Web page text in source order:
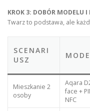
KROK 3: DOBÓR MODELU
Twarz to podstawa, ale
SCENARI
USZ
Mieszkanie 2
osoby
Aqara
face +
NFC